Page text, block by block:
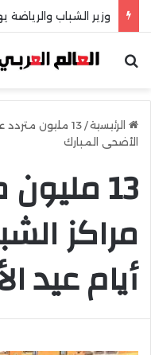
وزير الشباب
بحث عن
الرئيسية/
13 مليون
الأضحى المبارك
13
مراكز
أيام عيد